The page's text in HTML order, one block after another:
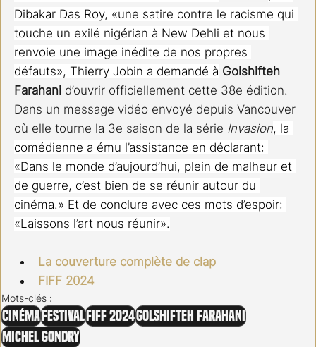
Dibakar Das Roy, «une satire contre le racisme qui
touche un exilé nigérian à New Dehli et nous
renvoie une image inédite de nos propres
défauts», Thierry Jobin a demandé à Golshifteh
Farahani d’ouvrir officiellement cette 38e édition.
Dans un message vidéo envoyé depuis Vancouver
où elle tourne la 3e saison de la série Invasion, la
comédienne a ému l’assistance en déclarant:
«Dans le monde d’aujourd’hui, plein de malheur et
de guerre, c’est bien de se réunir autour du
cinéma.» Et de conclure avec ces mots d’espoir:
«Laissons l’art nous réunir».
La couverture complète de clap
FIFF 2024
Mots-clés :
Cinéma Festival FIFF 2024Golshifteh Farahani
Michel Gondry